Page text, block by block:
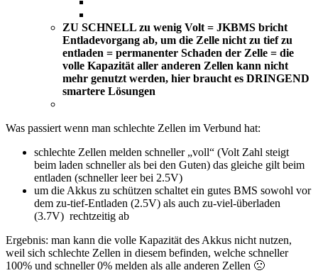
ZU SCHNELL zu wenig Volt = JKBMS bricht
Entladevorgang ab, um die Zelle nicht zu tief zu
entladen = permanenter Schaden der Zelle = die
volle Kapazität aller anderen Zellen kann nicht
mehr genutzt werden, hier braucht es DRINGEND
smartere Lösungen
Was passiert wenn man schlechte Zellen im Verbund hat:
schlechte Zellen melden schneller „voll“ (Volt Zahl steigt
beim laden schneller als bei den Guten) das gleiche gilt beim
entladen (schneller leer bei 2.5V)
um die Akkus zu schützen schaltet ein gutes BMS sowohl vor
dem zu-tief-Entladen (2.5V) als auch zu-viel-überladen
(3.7V) rechtzeitig ab
Ergebnis: man kann die volle Kapazität des Akkus nicht nutzen,
weil sich schlechte Zellen in diesem befinden, welche schneller
100% und schneller 0% melden als alle anderen Zellen 🙁